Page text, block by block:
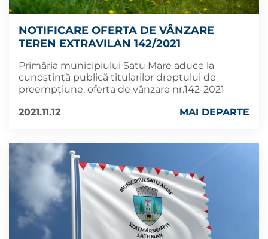
NOTIFICARE OFERTA DE VÂNZARE
TEREN EXTRAVILAN 142/2021
Primăria municipiului Satu Mare aduce la
cunoștință publică titularilor dreptului de
preempțiune, oferta de vânzare nr.142-2021
2021.11.12
MAI DEPARTE